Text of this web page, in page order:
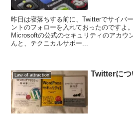
昨日は寝落ちする前に、Twitterでサイバ
ントのフォローを入れておったのですよ
Microsoftの公式のセキュリティのアカウ
んと、テクニカルサポー...
Law of attraction Twitterにつ